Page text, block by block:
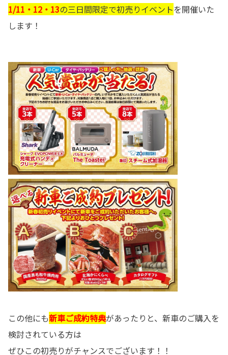
1/11・12・13の三日間限定で初売りイベントを開催いた
します！
この他にも新車ご成約特典があったりと、新車のご購入を
検討されている方は
ぜひこの初売りがチャンスでございます！！